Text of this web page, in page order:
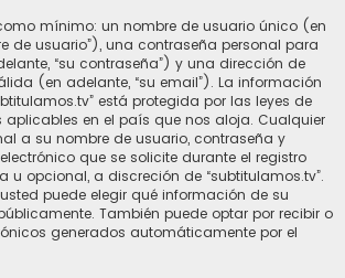
mínimo: un nombre de usuario único (en
de usuario”), una contraseña personal para
“su contraseña”) y una dirección de
(en adelante, “su email”). La información
está protegida por las leyes de
en el país que nos aloja. Cualquier
a su nombre de usuario, contraseña y
que se solicite durante el registro
u opcional, a discreción de “subtitulamos.tv”.
puede elegir qué información de su
También puede optar por recibir o
generados automáticamente por el